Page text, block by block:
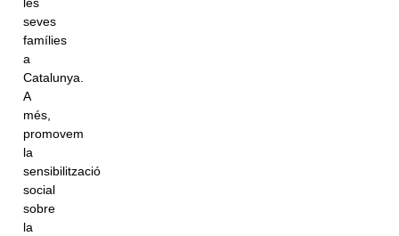
les
seves
famílies
a
Catalunya.
A
més,
promovem
la
sensibilització
social
sobre
la